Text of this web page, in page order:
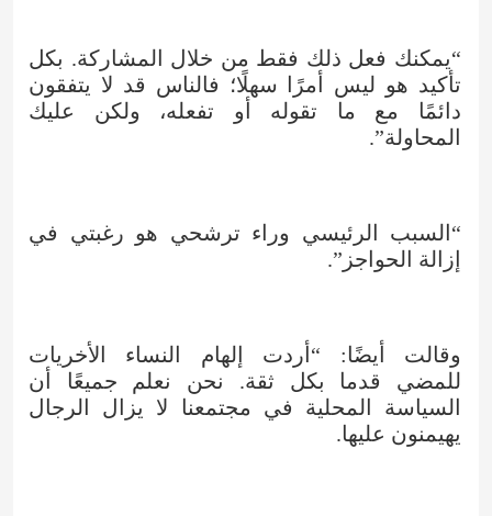
“يمكنك فعل ذلك فقط من خلال المشاركة. بكل
تأكيد هو ليس أمرًا سهلًا؛ فالناس قد لا يتفقون
دائمًا مع ما تقوله أو تفعله، ولكن عليك
المحاولة”.
“السبب الرئيسي وراء ترشحي هو رغبتي في
إزالة الحواجز”.
وقالت أيضًا: “أردت إلهام النساء الأخريات
للمضي قدما بكل ثقة. نحن نعلم جميعًا أن
السياسة المحلية في مجتمعنا لا يزال الرجال
يهيمنون عليها.